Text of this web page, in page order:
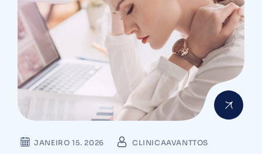
JANEIRO 15. 2026 CLINICAAVANTTOS